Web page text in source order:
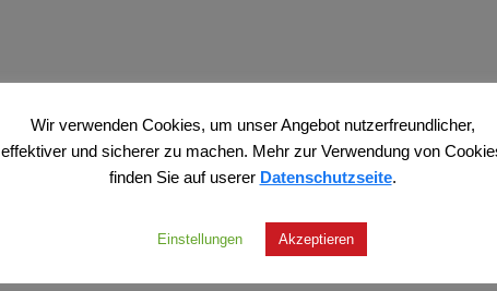
Wir verwenden Cookies, um unser Angebot nutzerfreundlicher,
effektiver und sicherer zu machen. Mehr zur Verwendung von
finden Sie auf userer Datenschutzseite.
Einstellungen Akzeptieren